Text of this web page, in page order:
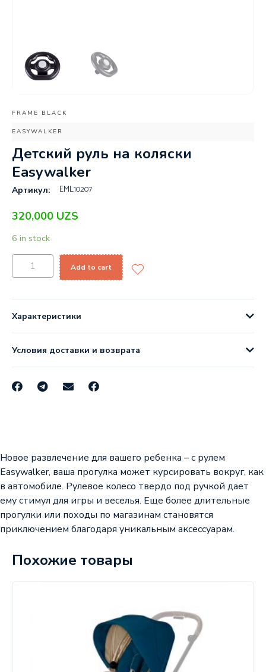
FRAME BLACK
EASYWALKER
Детский руль на коляски
Easywalker
Артикул: EML10207
320,000 UZS
6 in stock
Add to cart
Характеристики
Условия доставки и возврата
Новое развлечение для вашего ребенка – с рулем
Easywalker, ваша прогулка может курсировать вокруг, как
в автомобиле. Рулевое колесо твердо под ручкой дает
ему стимул для игры и веселья. Еще более длительные
прогулки или походы по магазинам становятся
приключением благодаря уникальным аксессуарам.
Похожие товары